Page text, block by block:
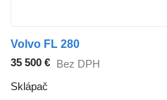
Volvo FL 280
35 500 € Bez DPH
Sklápač